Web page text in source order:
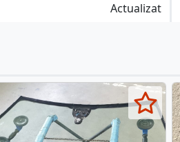
Actualizat